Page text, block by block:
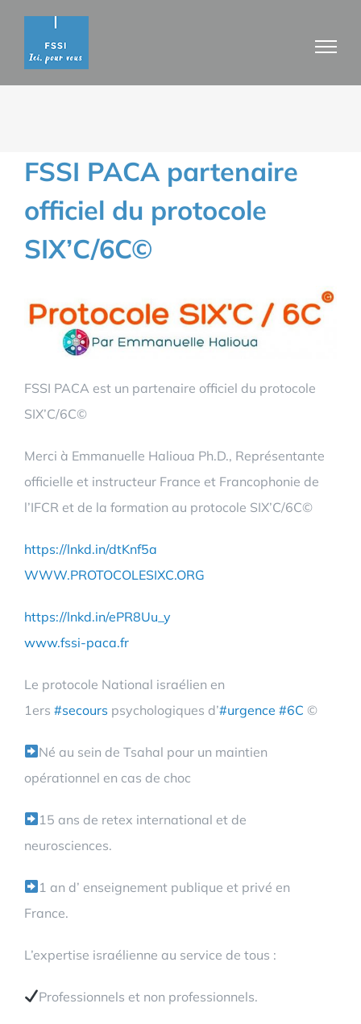
Passer
contenu
FSSI PACA partenaire
officiel du protocole
SIX’C/6C©
FSSI PACA est un partenaire officiel du protocole
SIX’C/6C©
Merci à Emmanuelle Halioua Ph.D., Représentante
officielle et instructeur France et Francophonie de
l’IFCR et de la formation au protocole SIX’C/6C©
https://lnkd.in/dtKnf5a
WWW.PROTOCOLESIXC.ORG
https://lnkd.in/ePR8Uu_y
www.fssi-paca.fr
Le protocole National israélien en
1ers #secours psychologiques d’#urgence #6C ©️
Né au sein de Tsahal pour un maintien
opérationnel en cas de choc
15 ans de retex international et de
neurosciences.
1 an d’ enseignement publique et privé en
France.
L’expertise israélienne au service de tous :
Professionnels et non professionnels.